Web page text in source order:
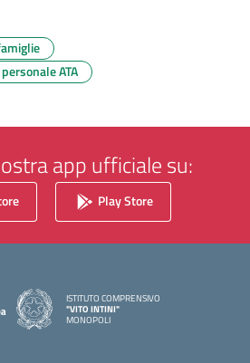
ATA
app ufficiale su:
Play Store
ISTITUTO COMPRENSIVO
"VITO INTINI"
MONOPOLI